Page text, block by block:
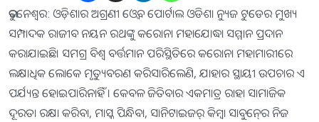
ଭୁବନେଶ୍ୱର: ଓଡ଼ିଶାର ଅଗ୍ରଣୀ ଓ୍ବେବ ପୋର୍ଟାଲ ଓଡିଶା ନ୍ୟୁଜ ଟୁଡେର ମୁଖ୍ୟ
ସମ୍ପାଦକ ରାଜୀବ ନୟନ ରଥଙ୍କୁ କରୋନା ମହାଯୋଦ୍ଧା ସମ୍ମାନ ପ୍ରଦାନ
କରାଯାଇଛି। ସମଗ୍ର ବିଶ୍ୱ ବର୍ତ୍ତମାନ ପରିସ୍ଥିତିରେ କରୋନା ମହାମାରୀରେ
ଲକ୍ଷାଧିକ ଲୋକେ ମୃତ୍ୟୁବରଣ କରିସାରିଲେଣି, ଯାହାର ସ୍ଥାୟୀ ଉପଚାର ଏ
ପର୍ଯ୍ୟନ୍ତ ହୋଇପାରିନାହିଁ । କେବଳ ଜିତିବାର ଏକମାତ୍ର ରାହା ସାମାଜିକ
ଦୂରତା ରକ୍ଷା କରିବା, ମାସ୍କ ପିନ୍ଧିବା, ସାନିଟାଇଜର୍‍ କିମ୍ବା ସାବୁନ୍‍ରେ ନିଜ